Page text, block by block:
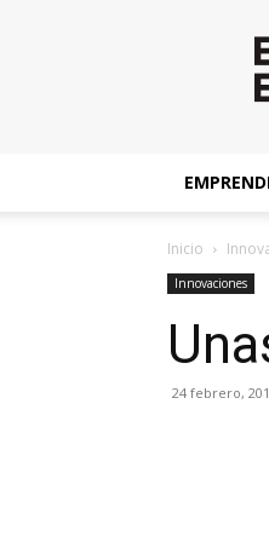
Inicio
Innovaciones
24 febrero,